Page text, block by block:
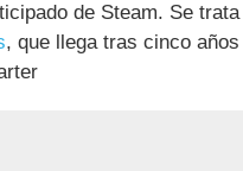
de Steam. Se
, que llega tras cinco